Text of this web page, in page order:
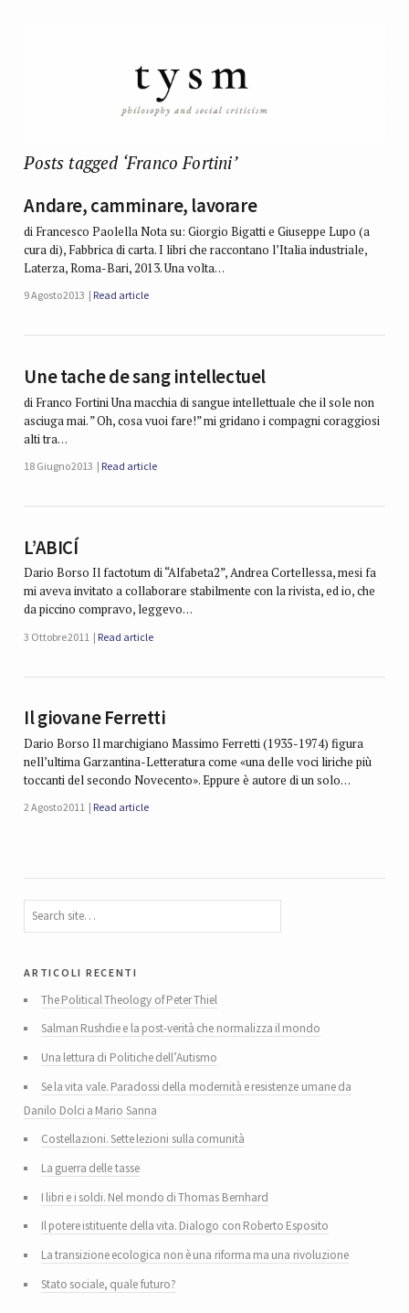
Posts tagged ‘Franco Fortini’
Andare, camminare, lavorare
di Francesco Paolella Nota su: Giorgio Bigatti e Giuseppe Lupo (a
cura di), Fabbrica di carta. I libri che raccontano l’Italia industriale,
Laterza, Roma-Bari, 2013. Una volta…
9 Agosto 2013 Read article
Une tache de sang intellectuel
di Franco Fortini Una macchia di sangue intellettuale che il sole non
asciuga mai. ” Oh, cosa vuoi fare!” mi gridano i compagni coraggiosi
alti tra…
18 Giugno 2013 Read article
L’ABICÍ
Dario Borso Il factotum di “Alfabeta2”, Andrea Cortellessa, mesi fa
mi aveva invitato a collaborare stabilmente con la rivista, ed io, che
da piccino compravo, leggevo…
3 Ottobre 2011 Read article
Il giovane Ferretti
Dario Borso Il marchigiano Massimo Ferretti (1935-1974) figura
nell’ultima Garzantina-Letteratura come «una delle voci liriche più
toccanti del secondo Novecento». Eppure è autore di un solo…
2 Agosto 2011 Read article
articoli recenti
The Political Theology of Peter Thiel
Salman Rushdie e la post-verità che normalizza il mondo
Una lettura di Politiche dell’Autismo
Se la vita vale. Paradossi della modernità e resistenze umane da
Danilo Dolci a Mario Sanna
Costellazioni. Sette lezioni sulla comunità
La guerra delle tasse
I libri e i soldi. Nel mondo di Thomas Bernhard
Il potere istituente della vita. Dialogo con Roberto Esposito
La transizione ecologica non è una riforma ma una rivoluzione
Stato sociale, quale futuro?